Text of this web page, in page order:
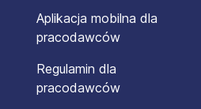
Aplikacja mobilna dla
pracodawców
Regulamin dla
pracodawców